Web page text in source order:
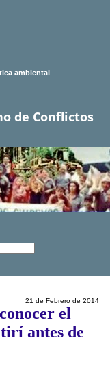
ambiental
de Conflictos
21 de Febrero de 2014
el
antes de